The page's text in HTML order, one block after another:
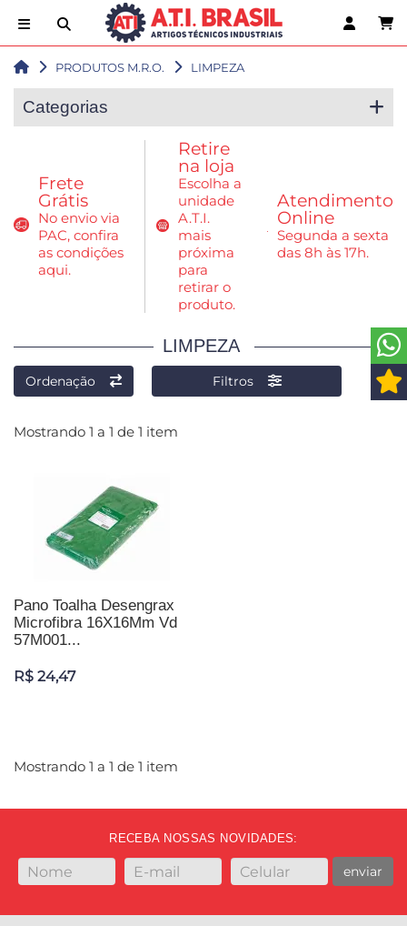
PRODUTOS M.R.O. LIMPEZA
Categorias
Frete
Grátis
No envio via
PAC, confira
as condições
aqui.
Retire
na loja
Escolha a
unidade
A.T.I.
mais
próxima
para
retirar o
produto.
Atendimento
Online
Segunda a sexta
das 8h às 17h.
LIMPEZA
Ordenação Filtros
Mostrando 1 a 1 de 1 item
Pano Toalha Desengrax
Microfibra 16X16Mm Vd
57M001...
R$ 24,47
Mostrando 1 a 1 de 1 item
RECEBA NOSSAS NOVIDADES:
enviar